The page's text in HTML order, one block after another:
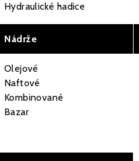
Hydraulické hadice
Nádrže
Olejové
Naftové
Kombinované
Bazar